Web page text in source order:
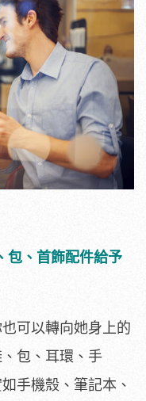
包、首飾配件給予
可以轉向她身上的
包、耳環、手
手機殼、筆記本、